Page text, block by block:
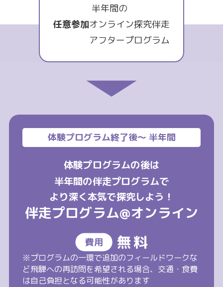
任意参加
半年間の
オンライン探究伴走
アフタープログラム
体験プログラム終了後～ 半年間
体験プログラムの後は
半年間の伴走プログラムで
より深く本気で探究しよう！
伴走プログラム@オンライン
※プログラムの一環で追加のフィールドワークな
ど飛騨への再訪問を希望される場合、交通・食費
は自己負担となる可能性があります